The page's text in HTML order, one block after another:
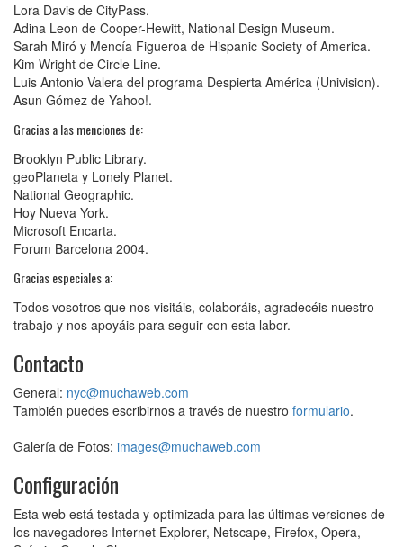
Lora Davis de CityPass.
Adina Leon de Cooper-Hewitt, National Design Museum.
Sarah Miró y Mencía Figueroa de Hispanic Society of America.
Kim Wright de Circle Line.
Luis Antonio Valera del programa Despierta América (Univision).
Asun Gómez de Yahoo!.
Gracias a las menciones de:
Brooklyn Public Library.
geoPlaneta y Lonely Planet.
National Geographic.
Hoy Nueva York.
Microsoft Encarta.
Forum Barcelona 2004.
Gracias especiales a:
Todos vosotros que nos visitáis, colaboráis, agradecéis nuestro
trabajo y nos apoyáis para seguir con esta labor.
Contacto
General: nyc@muchaweb.com
También puedes escribirnos a través de nuestro formulario.
Galería de Fotos: images@muchaweb.com
Configuración
Esta web está testada y optimizada para las últimas versiones de
los navegadores Internet Explorer, Netscape, Firefox, Opera,